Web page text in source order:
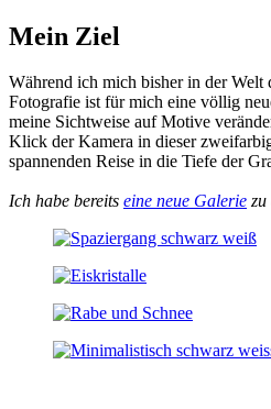
Mein Ziel
Während ich mich bisher in der
Fotografie ist für mich eine völlig
meine Sichtweise auf Motive
Klick der Kamera in dieser
spannenden Reise in die Tiefe der
Ich habe bereits eine neue Galerie zu